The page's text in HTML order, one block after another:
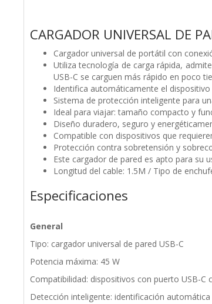
CARGADOR UNIVERSAL DE
Cargador universal de portátil con
Utiliza tecnología de carga rápida,
USB-C se carguen más rápido en poco
Identifica automáticamente el
Sistema de protección inteligente para
Ideal para viajar: tamaño compacto y
Diseño duradero, seguro y
Compatible con dispositivos que
Protección contra sobretensión y
Este cargador de pared es apto para su
Longitud del cable: 1.5M / Tipo de
Especificaciones
General
Tipo: cargador universal de pared USB-C
Potencia máxima: 45 W
Compatibilidad: dispositivos con puerto USB-
Detección inteligente: identificación